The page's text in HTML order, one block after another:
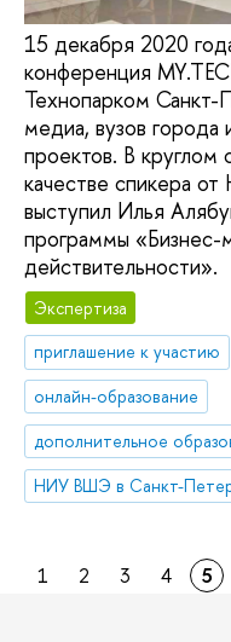
15 декабря 2020
конференция
Технопарком
медиа, вузов города
проектов. В
качестве спикера
выступил Илья
программы
действительности».
Экспертиза
приглашение к участию
онлайн-образование
дополнительное
НИУ ВШЭ в Санкт-
1 2 3 4 5